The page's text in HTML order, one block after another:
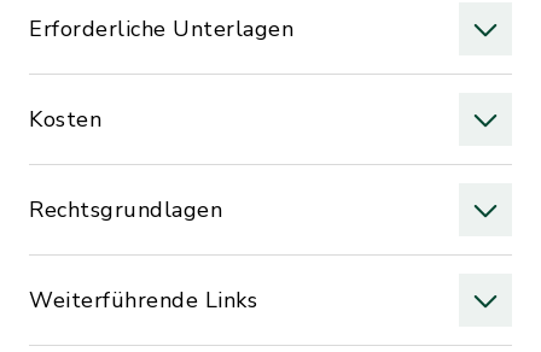
Erforderliche Unterlagen
Kosten
Rechtsgrundlagen
Weiterführende Links